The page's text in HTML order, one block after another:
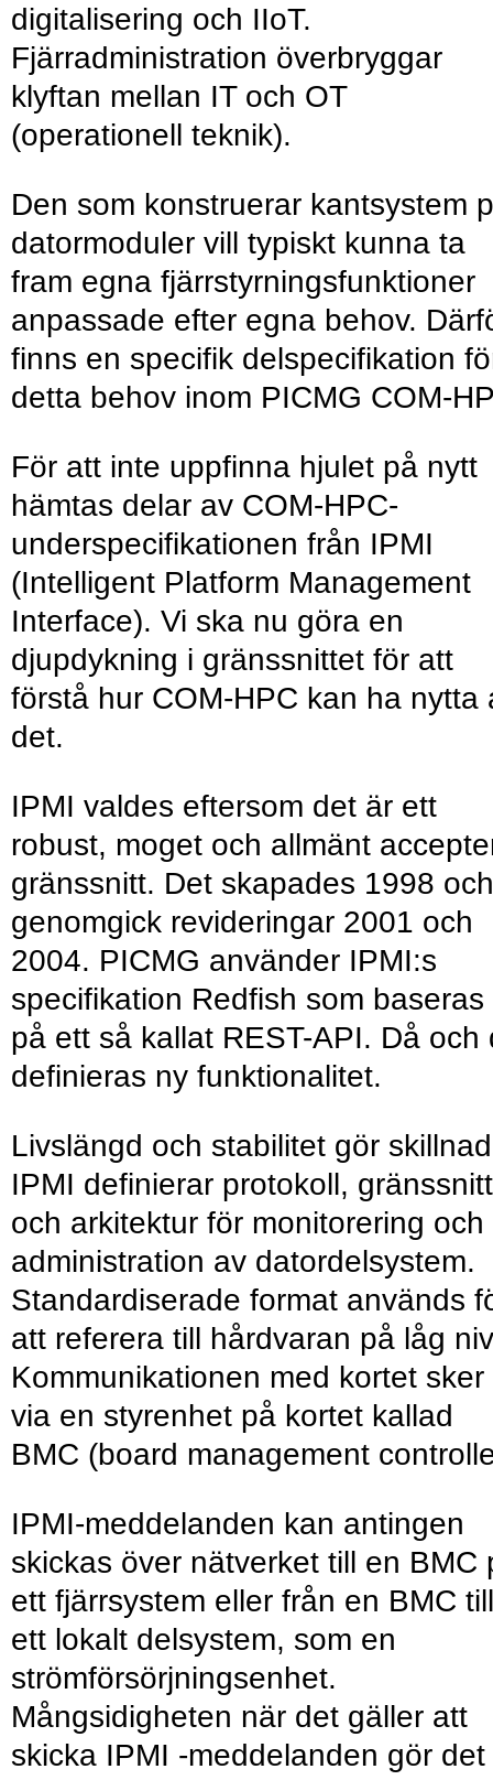
digitalisering och IIoT.
Fjärradministration överbryggar
klyftan mellan IT och OT
(operationell teknik).
Den som konstruerar kantsystem
datormoduler vill typiskt kunna ta
fram egna fjärrstyrningsfunktioner
anpassade efter egna behov.
finns en specifik delspecifikation
detta behov inom PICMG COM-
För att inte uppfinna hjulet på nytt
hämtas delar av COM-HPC-
underspecifikationen från IPMI
(Intelligent Platform Management
Interface). Vi ska nu göra en
djupdykning i gränssnittet för att
förstå hur COM-HPC kan ha nytta
det.
IPMI valdes eftersom det är ett
robust, moget och allmänt
gränssnitt. Det skapades 1998 och
genomgick revideringar 2001 och
2004. PICMG använder IPMI:s
specifikation Redfish som baseras
på ett så kallat REST-API. Då och
definieras ny funktionalitet.
Livslängd och stabilitet gör skillnad
IPMI definierar protokoll, gränssnitt
och arkitektur för monitorering och
administration av datordelsystem.
Standardiserade format används
att referera till hårdvaran på låg
Kommunikationen med kortet sker
via en styrenhet på kortet kallad
BMC (board management
IPMI-meddelanden kan antingen
skickas över nätverket till en BMC
ett fjärrsystem eller från en BMC till
ett lokalt delsystem, som en
strömförsörjningsenhet.
Mångsidigheten när det gäller att
skicka IPMI -meddelanden gör det